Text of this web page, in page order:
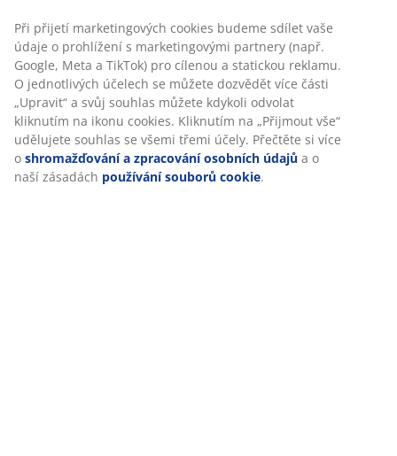
Specifikace
Hodnocení
(2 )
Při přijetí marketingových cookies budeme sdílet vaše
údaje o prohlížení s marketingovými partnery (např.
Google, Meta a TikTok) pro cílenou a statickou reklamu.
O jednotlivých účelech se můžete dozvědět více části
„Upravit“ a svůj souhlas můžete kdykoli odvolat
kliknutím na ikonu cookies. Kliknutím na „Přijmout vše“
udělujete souhlas se všemi třemi účely. Přečtěte si více
o shromažďování a zpracování osobních údajů a o
naší zásadách používání souborů cookie.